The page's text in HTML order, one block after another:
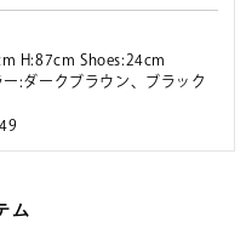
H:87cm Shoes:24cm
:ダークブラウン、ブラック
ム